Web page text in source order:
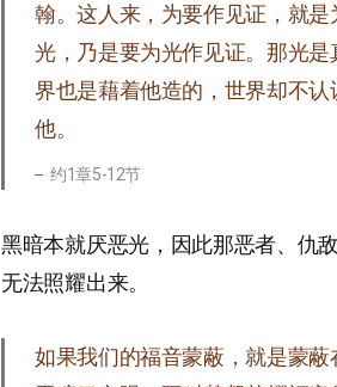
翰。这人来，为要作见证，就
光，乃是要为光作见证。那光
界也是藉着他造的，世界却不
他。
约1章5-12节
黑暗本就厌恶光，因此那恶者、仇
无法照耀出来。
如果我们的福音蒙蔽，就是蒙